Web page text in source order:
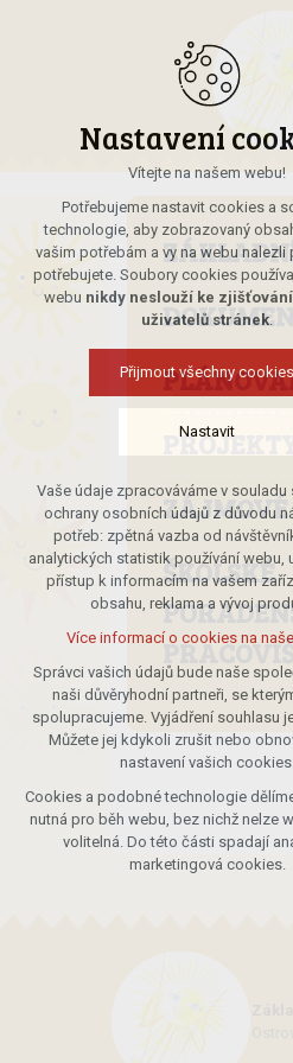
PROJEKTY
ŠKOLSKÉ
Nastavení
Vítejte na našem webu!
Potřebujeme nastavit cookies a
technologie, aby zobrazovaný
vašim potřebám a vy na webu nalezli
potřebujete. Soubory cookies
webu nikdy neslouží ke
uživatelů stránek.
Přijmout všechny cookies
Nastavit
Technická cookies
nutná pro provozování webu
udržení kontextu stránek
případná přihlášení, volby
Volitelná cookies
analytická pro anonymizované
vyhodnocení návštěvnosti
marketingová cookies
Více informací o cookies na
Přijmout všechny
Odmítnout vše
Vaše údaje zpracováváme v souladu
ochrany osobních údajů z důvodu
potřeb: zpětná vazba od
analytických statistik používání webu,
přístup k informacím na vašem
obsahu, reklama a vývoj
Více informací o cookies na
Správci vašich údajů bude naše
naši důvěryhodní partneři, se
spolupracujeme. Vyjádření souhlasu
Můžete jej kdykoli zrušit nebo
nastavení vašich
Cookies a podobné technologie
nutná pro běh webu, bez nichž nelze
volitelná. Do této části spadají
marketingová cookies.